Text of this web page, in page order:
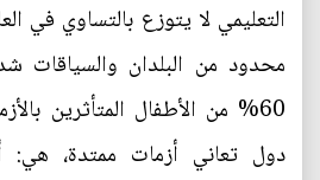
التعليمي لا يتوزع بالتساوي في
محدود من البلدان والسياقات
60% من الأطفال المتأثرين
دول تعاني أزمات ممتدة، هي: